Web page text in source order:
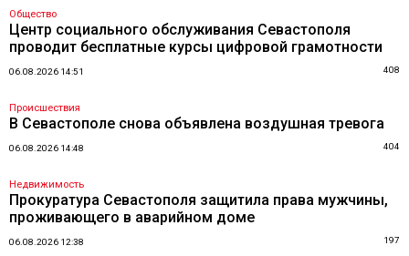
Общество
Центр социального обслуживания Севастополя
проводит бесплатные курсы цифровой грамотности
06.08.2026 14:51 408
Происшествия
В Севастополе снова объявлена воздушная тревога
06.08.2026 14:48 404
Недвижимость
Прокуратура Севастополя защитила права мужчины,
проживающего в аварийном доме
06.08.2026 12:38 197